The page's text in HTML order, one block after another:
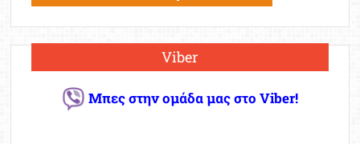
Viber
Μπες στην ομάδα μας στο Viber!